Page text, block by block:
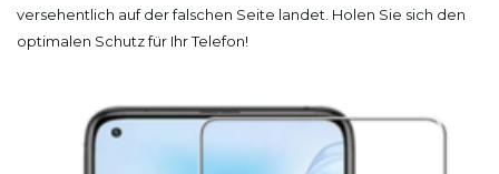
versehentlich auf der falschen Seite landet. Holen Sie sich den
optimalen Schutz für Ihr Telefon!